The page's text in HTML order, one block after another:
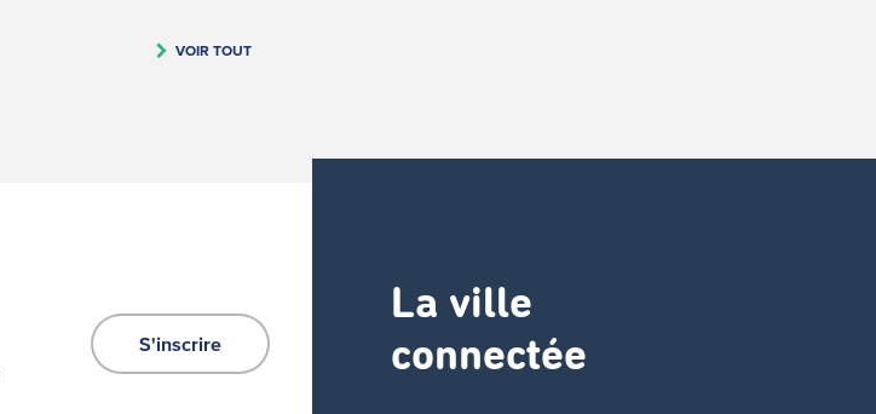
VOIR TOUT
La ville
connectée
S'inscrire